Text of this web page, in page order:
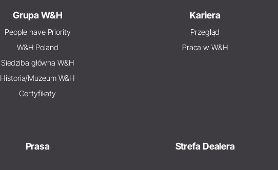
Grupa W&H
People have Priority
W&H Poland
Siedziba główna W&H
Historia/Muzeum W&H
Certyfikaty
Kariera
Przegląd
Praca w W&H
Prasa Strefa Dealera